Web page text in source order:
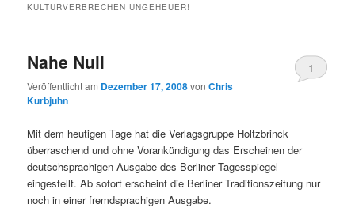
KULTURVERBRECHEN UNGEHEUER!
Nahe Null
Veröffentlicht am Dezember 17, 2008vonChris
Kurbjuhn
1
Mit dem heutigen Tage hat die Verlagsgruppe Holtzbrinck
überraschend und ohne Vorankündigung das Erscheinen der
deutschsprachigen Ausgabe des Berliner Tagesspiegel
eingestellt. Ab sofort erscheint die Berliner Traditionszeitung nur
noch in einer fremdsprachigen Ausgabe.